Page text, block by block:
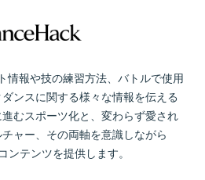
情報や技の練習方法、バトルで使用
ンスに関する様々な情報を伝える
むスポーツ化と、変わらず愛され
ャー、その両軸を意識しながら
テンツを提供します。